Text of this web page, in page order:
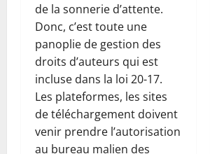
de la sonnerie d’attente.
Donc, c’est toute une
panoplie de gestion des
droits d’auteurs qui est
incluse dans la loi 20-17.
Les plateformes, les sites
de téléchargement doivent
venir prendre l’autorisation
au bureau malien des